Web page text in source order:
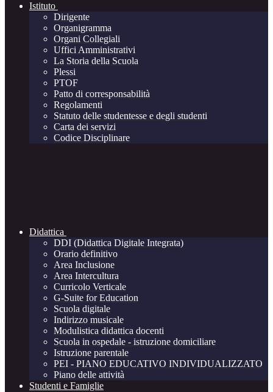
Istituto
Dirigente
Organigramma
Organi Collegiali
Uffici Amministrativi
La Storia della Scuola
Plessi
PTOF
Patto di corresponsabilità
Regolamenti
Statuto delle studentesse e degli studenti
Carta dei servizi
Codice Disciplinare
Didattica
DDI (Didattica Digitale Integrata)
Orario definitivo
Area Inclusione
Area Intercultura
Curricolo Verticale
G-Suite for Education
Scuola digitale
Indirizzo musicale
Modulistica didattica docenti
Scuola in ospedale - istruzione domiciliare
Istruzione parentale
PEI - PIANO EDUCATIVO INDIVIDUALIZZATO
Piano delle attività
Studenti e Famiglie